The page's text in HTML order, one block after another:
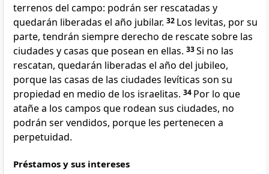
terrenos del campo: podrán ser rescatadas y
quedarán liberadas el año jubilar. 32 Los levitas, por su
parte, tendrán siempre derecho de rescate sobre las
ciudades y casas que posean en ellas. 33Si no las
rescatan, quedarán liberadas el año del jubileo,
porque las casas de las ciudades levíticas son su
propiedad en medio de los israelitas. 34 Por lo que
atañe a los campos que rodean sus ciudades, no
podrán ser vendidos, porque les pertenecen a
perpetuidad.
Préstamos y sus intereses